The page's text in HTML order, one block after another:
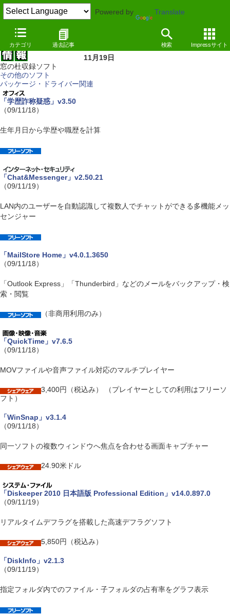
Powered by Translate
カテゴリ 過去記事 検索 Impressサイト
11月19日
窓の杜収録ソフト
その他のソフト
パッケージ・ドライバー関連
「学歴詐称疑惑」v3.50
（09/11/18）
生年月日から学歴や職歴を計算
「Chat&Messenger」v2.50.21
（09/11/19）
LAN内のユーザーを自動認識して複数人でチャットができる多機能メッ
センジャー
「MailStore Home」v4.0.1.3650
（09/11/18）
「Outlook Express」「Thunderbird」などのメールをバックアップ・検
索・閲覧
（非商用利用のみ）
「QuickTime」v7.6.5
（09/11/18）
MOVファイルや音声ファイル対応のマルチプレイヤー
3,400円（税込み） （プレイヤーとしての利用はフリーソ
フト）
「WinSnap」v3.1.4
（09/11/18）
同一ソフトの複数ウィンドウへ焦点を合わせる画面キャプチャー
24.90米ドル
「Diskeeper 2010 日本語版 Professional Edition」v14.0.897.0
（09/11/19）
リアルタイムデフラグを搭載した高速デフラグソフト
5,850円（税込み）
「DiskInfo」v2.1.3
（09/11/19）
指定フォルダ内でのファイル・子フォルダの占有率をグラフ表示